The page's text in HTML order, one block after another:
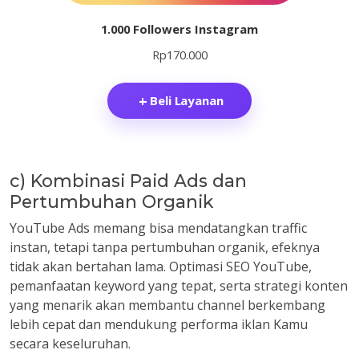
1.000 Followers Instagram
Rp170.000
Beli Layanan
c) Kombinasi Paid Ads dan
Pertumbuhan Organik
YouTube Ads memang bisa mendatangkan traffic
instan, tetapi tanpa pertumbuhan organik, efeknya
tidak akan bertahan lama. Optimasi SEO YouTube,
pemanfaatan keyword yang tepat, serta strategi konten
yang menarik akan membantu channel berkembang
lebih cepat dan mendukung performa iklan Kamu
secara keseluruhan.